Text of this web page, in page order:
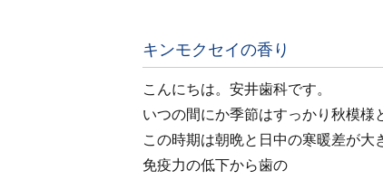
キンモクセイの香り
こんにちは。安井歯科です。
いつの間にか季節はすっかり秋模様
この時期は朝晩と日中の寒暖差が大
免疫力の低下から歯の